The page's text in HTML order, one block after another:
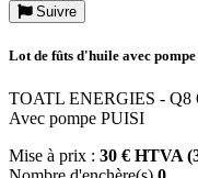
Suivre
Lot de fûts d'huile avec pompe
TOATL ENERGIES - Q8
Avec pompe PUISI
Mise à prix : 30 € HTVA